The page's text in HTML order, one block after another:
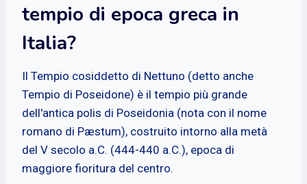
tempio di epoca greca in
Italia?
Il Tempio cosiddetto di Nettuno (detto anche
Tempio di Poseidone) è il tempio più grande
dell'antica polis di Poseidonia (nota con il nome
romano di Pæstum), costruito intorno alla metà
del V secolo a.C. (444-440 a.C.), epoca di
maggiore fioritura del centro.